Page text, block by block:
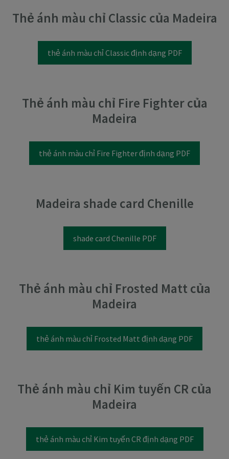
Thẻ ánh màu chỉ Classic của Madeira
thẻ ánh màu chỉ Classic định dạng PDF
Thẻ ánh màu chỉ Fire Fighter của
Madeira
thẻ ánh màu chỉ Fire Fighter định dạng PDF
Madeira shade card Chenille
shade card Chenille PDF
Thẻ ánh màu chỉ Frosted Matt của
Madeira
thẻ ánh màu chỉ Frosted Matt định dạng PDF
Thẻ ánh màu chỉ Kim tuyến CR của
Madeira
thẻ ánh màu chỉ Kim tuyến CR định dạng PDF